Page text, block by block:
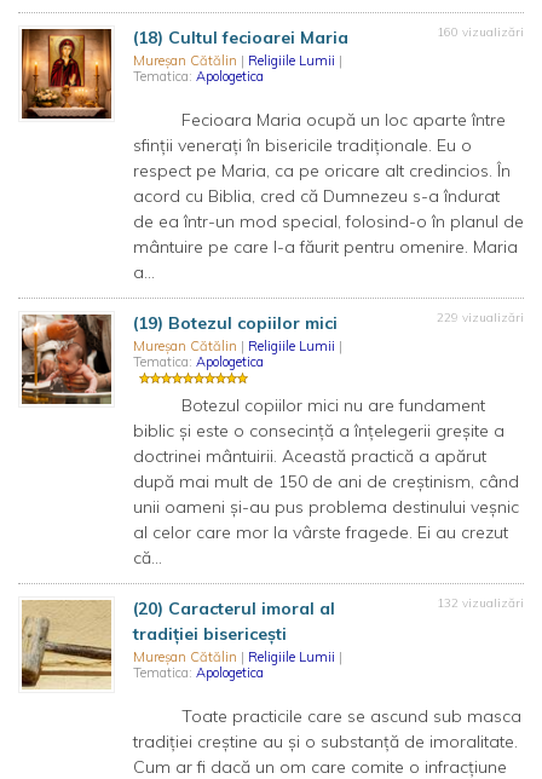
(18) Cultul fecioarei Maria
Mureșan Cătălin | Religiile Lumii |
Tematica: Apologetica
160 vizualizări
Fecioara Maria ocupă un loc aparte între
sfinții venerați în bisericile tradiționale. Eu o
respect pe Maria, ca pe oricare alt credincios. În
acord cu Biblia, cred că Dumnezeu s-a îndurat
de ea într-un mod special, folosind-o în planul de
mântuire pe care l-a făurit pentru omenire. Maria
a...
(19) Botezul copiilor mici
Mureșan Cătălin | Religiile Lumii |
Tematica: Apologetica
229 vizualizări
Botezul copiilor mici nu are fundament
biblic și este o consecință a înțelegerii greșite a
doctrinei mântuirii. Această practică a apărut
după mai mult de 150 de ani de creștinism, când
unii oameni și-au pus problema destinului veșnic
al celor care mor la vârste fragede. Ei au crezut
că...
(20) Caracterul imoral al
tradiției bisericești
Mureșan Cătălin | Religiile Lumii |
Tematica: Apologetica
132 vizualizări
Toate practicile care se ascund sub masca
tradiției creștine au și o substanță de imoralitate.
Cum ar fi dacă un om care comite o infracțiune